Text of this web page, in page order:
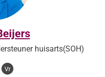
huisarts(SOH)
Vr